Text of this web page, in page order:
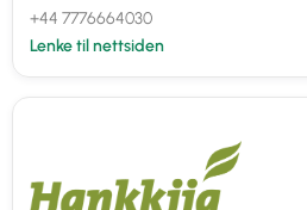
+44 7776664030
Lenke til nettsiden